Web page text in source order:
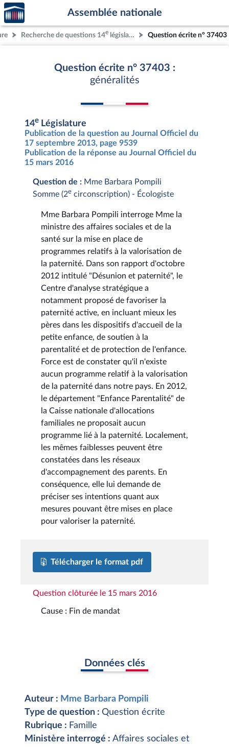
Aller au contenu
Aller en bas de la page
Accèder
à la
page
d'accueil
Assemblée nationale
Recherche de questions 14e législature Question écrite n° 37403
Question écrite n° 37403 :
généralités
14e Législature
Publication de la question au Journal Officiel du
17 septembre 2013, page 9539
Publication de la réponse au Journal Officiel du
15 mars 2016
Question de : Mme Barbara Pompili
Somme (2e circonscription) - Écologiste
Mme Barbara Pompili interroge Mme la
ministre des affaires sociales et de la
santé sur la mise en place de
programmes relatifs à la valorisation de
la paternité. Dans son rapport d'octobre
2012 intitulé "Désunion et paternité", le
Centre d'analyse stratégique a
notamment proposé de favoriser la
paternité active, en incluant mieux les
pères dans les dispositifs d'accueil de la
petite enfance, de soutien à la
parentalité et de protection de l'enfance.
Force est de constater qu'il n'existe
aucun programme relatif à la valorisation
de la paternité dans notre pays. En 2012,
le département "Enfance Parentalité" de
la Caisse nationale d'allocations
familiales ne proposait aucun
programme lié à la paternité. Localement,
les mêmes faiblesses peuvent être
constatées dans les réseaux
d'accompagnement des parents. En
conséquence, elle lui demande de
préciser ses intentions quant aux
mesures pouvant être mises en place
pour valoriser la paternité.
Télécharger le format pdf
Question clôturée le 15 mars 2016
Cause : Fin de mandat
Données clés
Auteur : Mme Barbara Pompili
Type de question : Question écrite
Rubrique : Famille
Ministère interrogé : Affaires sociales et